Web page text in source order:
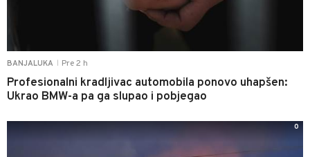
BANJALUKA Pre 2 h
Profesionalni kradljivac automobila ponovo uhapšen:
Ukrao BMW-a pa ga slupao i pobjegao
0